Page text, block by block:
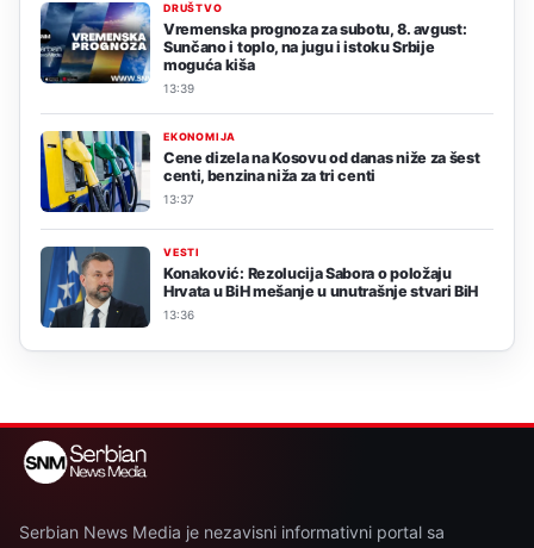
DRUŠTVO
Vremenska prognoza za subotu, 8. avgust:
Sunčano i toplo, na jugu i istoku Srbije
moguća kiša
13:39
EKONOMIJA
Cene dizela na Kosovu od danas niže za šest
centi, benzina niža za tri centi
13:37
VESTI
Konaković: Rezolucija Sabora o položaju
Hrvata u BiH mešanje u unutrašnje stvari BiH
13:36
Serbian News Media je nezavisni informativni portal sa